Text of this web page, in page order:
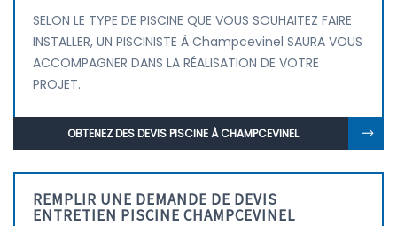
SELON LE TYPE DE PISCINE QUE VOUS SOUHAITEZ FAIRE
INSTALLER, UN PISCINISTE À Champcevinel SAURA VOUS
ACCOMPAGNER DANS LA RÉALISATION DE VOTRE
PROJET.
OBTENEZ DES DEVIS PISCINE À CHAMPCEVINEL
REMPLIR UNE DEMANDE DE DEVIS
ENTRETIEN PISCINE CHAMPCEVINEL